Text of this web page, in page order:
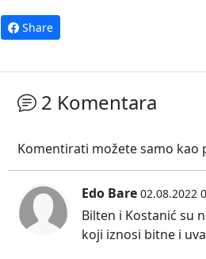
Share
2 Komentara
Komentirati možete samo kao
Edo Bare 02.08.2022
Bilten i Kostanić su
koji iznosi bitne i